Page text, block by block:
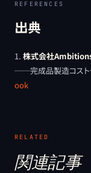
REFERENCES
出典
株式会社
──完成品製造コス
ook
RELATED
関連記事